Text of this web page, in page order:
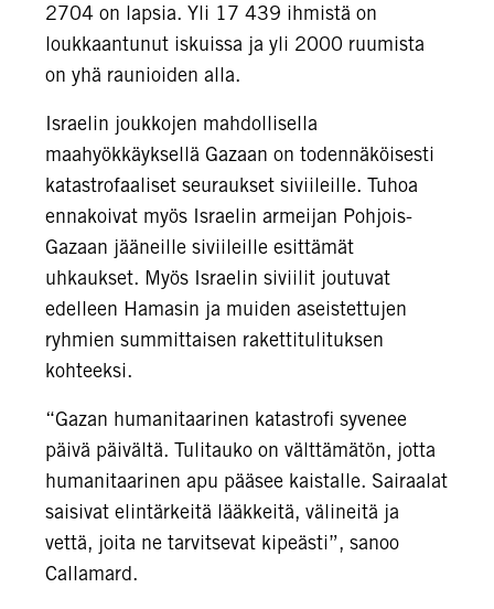
2704 on lapsia. Yli 17 439 ihmistä on
loukkaantunut iskuissa ja yli 2000 ruumista
on yhä raunioiden alla.
Israelin joukkojen mahdollisella
maahyökkäyksellä Gazaan on todennäköisesti
katastrofaaliset seuraukset siviileille. Tuhoa
ennakoivat myös Israelin armeijan Pohjois-
Gazaan jääneille siviileille esittämät
uhkaukset. Myös Israelin siviilit joutuvat
edelleen Hamasin ja muiden aseistettujen
ryhmien summittaisen rakettitulituksen
kohteeksi.
“Gazan humanitaarinen katastrofi syvenee
päivä päivältä. Tulitauko on välttämätön, jotta
humanitaarinen apu pääsee kaistalle. Sairaalat
saisivat elintärkeitä lääkkeitä, välineitä ja
vettä, joita ne tarvitsevat kipeästi”, sanoo
Callamard.